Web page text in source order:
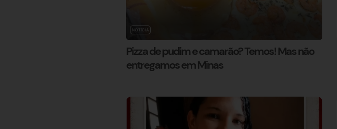
NOTÍCIA
Pizza de pudim e camarão? Temos! Mas não
entregamos em Minas